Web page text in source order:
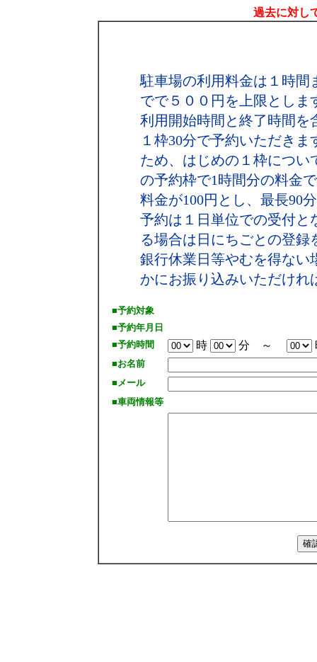
過去に対し
駐車場の利用料金は１時間
でで５００円を上限としま
利用開始時間と終了時間を
１枠30分で予約いただき
ため、はじめの１枠につい
の予約枠で1時間分の料金
料金が100円とし、最長90
予約は１日単位での受付と
る場合は日にちごとの登録
銀行休業日等やむを得ない
かにお振り込みいただけれ
■予約対象
■予約年月日
■予約時間
時 分 ～
■お名前
■メール
■車両情報等